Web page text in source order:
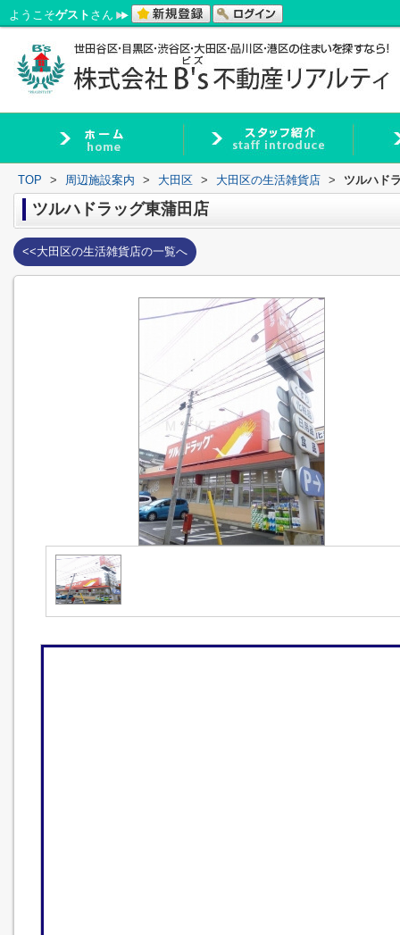
ようこそゲスト さん
TOP > 周辺施設案内 > 大田区 > 大田区の生活雑貨店 > ツルハド
ツルハドラッグ東蒲田店
<<大田区の生活雑貨店の一覧へ